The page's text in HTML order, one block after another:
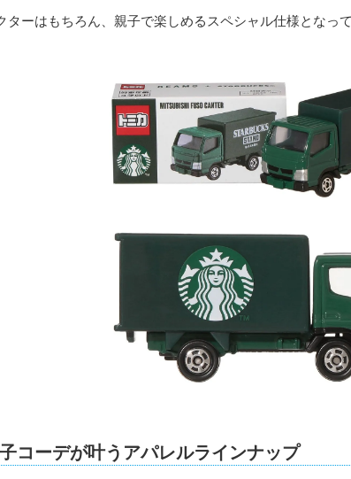
ターはもちろん、親子で楽しめるスペシャル仕様となって
コーデが叶うアパレルラインナップ